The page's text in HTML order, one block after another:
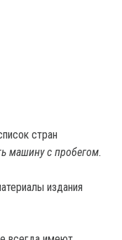
машину с пробегом.
издания